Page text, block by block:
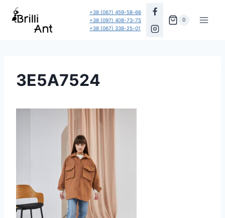
Перейти
+38 (067) 459-58-66
+38 (097) 408-73-75
+38 (067) 338-25-01
0
3E5A7524